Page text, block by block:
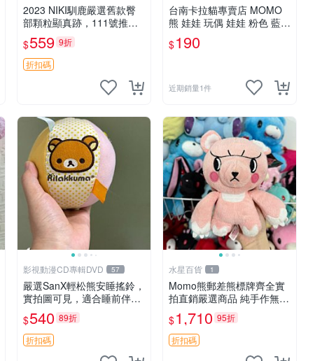
2023 NIKI馴鹿嚴選舊款臀
部顆粒顯真跡，111號推薦
珍藏品 馴鹿 舊款 尾巴顆粒
$559 9折
折扣碼
台南卡拉貓專賣店 MOMO
熊 娃娃 玩偶 娃娃 粉色 藍色
2色分售
$190
近期銷量1件
影視動漫CD專輯DVD 57
嚴選SanX輕松熊安睡搖鈴，
實拍圖可見，適合睡前伴
侶， Picks安撫好物 0325
懸吊 電腦
$540 89折
折扣碼
水星百貨 1
Momo熊郵差熊標牌齊全實
拍直銷嚴選商品 純手作無修
圖可收藏 郵差熊 Momo熊
標牌 商品
$1,710 95折
折扣碼